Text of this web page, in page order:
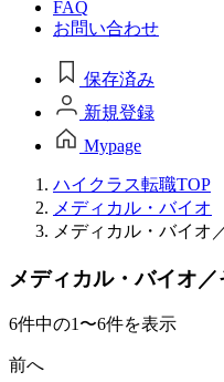
FAQ
お問い合わせ
保存済み
新規登録
Mypage
ハイクラス転職TOP
メディカル・バイオ
メディカル・バイオ
メディカル・バイオ
6件中の1〜6件を表示
前へ